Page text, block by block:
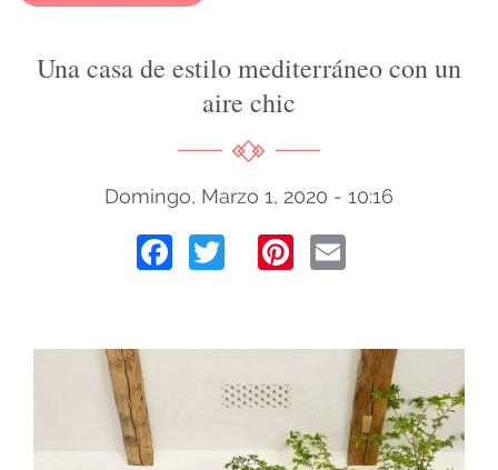
Una casa de estilo mediterráneo con un
aire chic
Domingo, Marzo 1, 2020 - 10:16
Facebook
TwitterPinterest
Email